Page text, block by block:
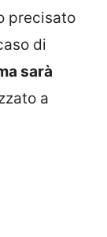
precisato
di
sarà
a